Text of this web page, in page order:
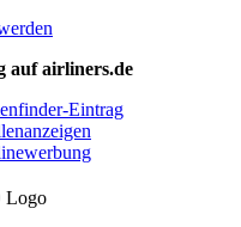
auf airliners.de
Eintrag